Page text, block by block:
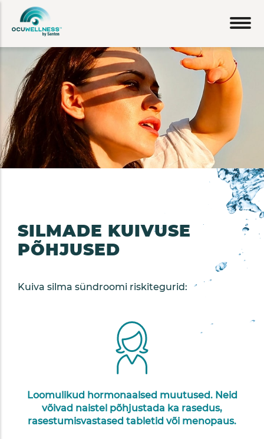
edasi
põhisisu
juurde
SILMADE KUIVUSE
PÕHJUSED
Kuiva silma sündroomi riskitegurid:
Loomulikud hormonaalsed muutused. Neid
võivad naistel põhjustada ka rasedus,
rasestumisvastased tabletid või menopaus.